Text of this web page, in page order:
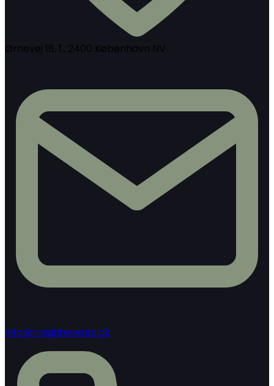
Ørnevej 18, 1., 2400 København NV
info@insightevents.dk